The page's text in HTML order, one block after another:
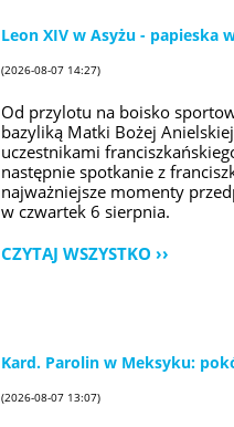
Leon XIV w Asyżu - papieska
(2026-08-07 14:27)
Od przylotu na boisko
bazyliką Matki Bożej
uczestnikami
następnie spotkanie z
najważniejsze momenty
w czwartek 6 sierpnia.
CZYTAJ WSZYSTKO
Kard. Parolin w Meksyku:
(2026-08-07 13:07)